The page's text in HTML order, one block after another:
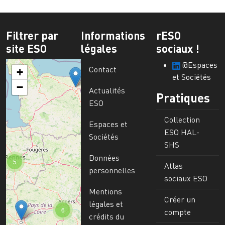
Filtrer par
site ESO
6
5
+
−
Informations
légales
Contact
Actualités
ESO
Espaces et
Sociétés
Données
personnelles
Mentions
légales et
crédits du
rESO
sociaux !
@Espaces
et Sociétés
Pratiques
Collection
ESO HAL-
SHS
Atlas
sociaux ESO
Créer un
compte